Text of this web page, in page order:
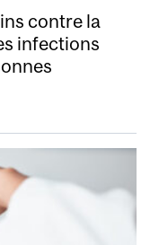
contre la
infections